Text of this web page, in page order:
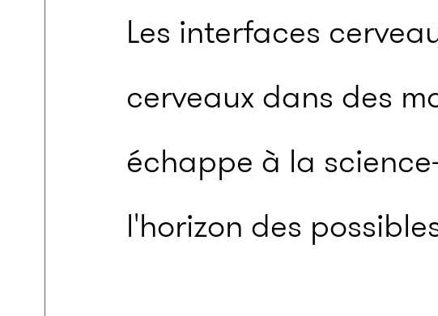
Les interfaces
cerveaux dans des
échappe à la
l'horizon des